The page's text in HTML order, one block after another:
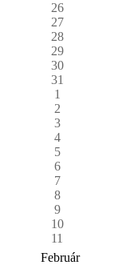
26
27
28
29
30
31
1
2
3
4
5
6
7
8
9
10
11
Február